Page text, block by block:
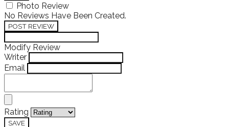
Photo Review
No Reviews Have Been Created.
POST REVIEW
Modify Review
Writer
Email
Rating
SAVE